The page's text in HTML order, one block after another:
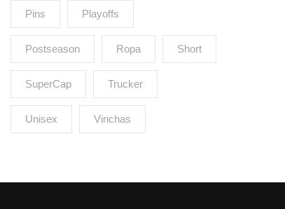
Pins Playoffs
Postseason Ropa Short
SuperCap Trucker
Unisex Vinchas